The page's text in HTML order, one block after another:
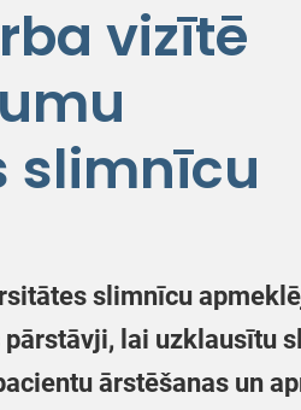
vizītē
slimnīcu
slimnīcu
lai uzklausītu
ārstēšanas un